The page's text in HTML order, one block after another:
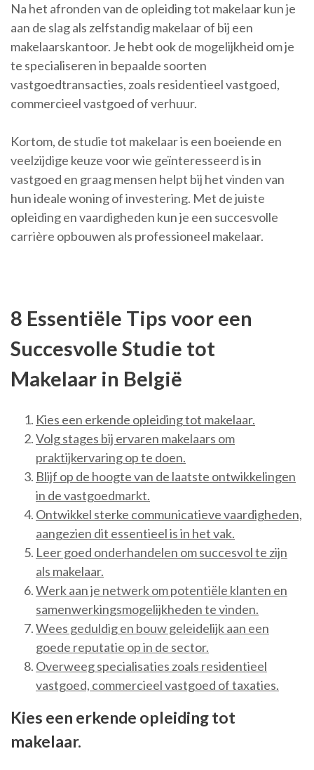
Na het afronden van de opleiding tot makelaar kun je
aan de slag als zelfstandig makelaar of bij een
makelaarskantoor. Je hebt ook de mogelijkheid om je
te specialiseren in bepaalde soorten
vastgoedtransacties, zoals residentieel vastgoed,
commercieel vastgoed of verhuur.
Kortom, de studie tot makelaar is een boeiende en
veelzijdige keuze voor wie geïnteresseerd is in
vastgoed en graag mensen helpt bij het vinden van
hun ideale woning of investering. Met de juiste
opleiding en vaardigheden kun je een succesvolle
carrière opbouwen als professioneel makelaar.
8 Essentiële Tips voor een
Succesvolle Studie tot
Makelaar in België
Kies een erkende opleiding tot makelaar.
Volg stages bij ervaren makelaars om
praktijkervaring op te doen.
Blijf op de hoogte van de laatste ontwikkelingen
in de vastgoedmarkt.
Ontwikkel sterke communicatieve vaardigheden,
aangezien dit essentieel is in het vak.
Leer goed onderhandelen om succesvol te zijn
als makelaar.
Werk aan je netwerk om potentiële klanten en
samenwerkingsmogelijkheden te vinden.
Wees geduldig en bouw geleidelijk aan een
goede reputatie op in de sector.
Overweeg specialisaties zoals residentieel
vastgoed, commercieel vastgoed of taxaties.
Kies een erkende opleiding tot
makelaar.